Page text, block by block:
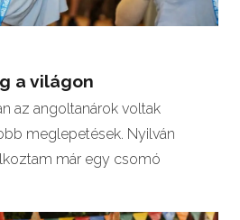
a világon
az angoltanárok voltak
meglepetések. Nyilván
már egy csomó